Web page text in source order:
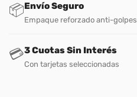
📦Envío Seguro
Empaque reforzado anti-golpes
💳3 Cuotas Sin Interés
Con tarjetas seleccionadas